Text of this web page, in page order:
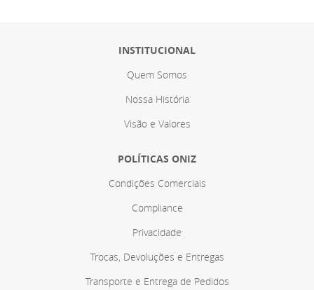
INSTITUCIONAL
Quem Somos
Nossa História
Visão e Valores
POLÍTICAS ONIZ
Condições Comerciais
Compliance
Privacidade
Trocas, Devoluções e Entregas
Transporte e Entrega de Pedidos